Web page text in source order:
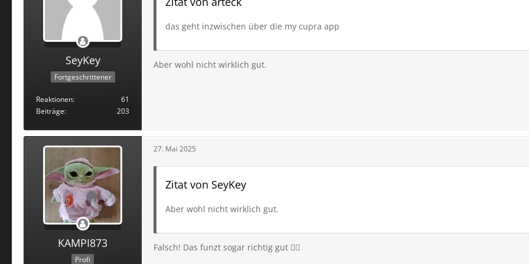
SeyKey
Fortgeschrittener
Reaktionen
61
Beiträge
203
das geht inzwischen über die my cupra app
Aber wohl nicht wirklich gut.
KAMPI873
Profi
27. Mai 2025
Zitat von SeyKey
Aber wohl nicht wirklich gut.
Falsch! Das funzt sogar richtig gut 👍🏻